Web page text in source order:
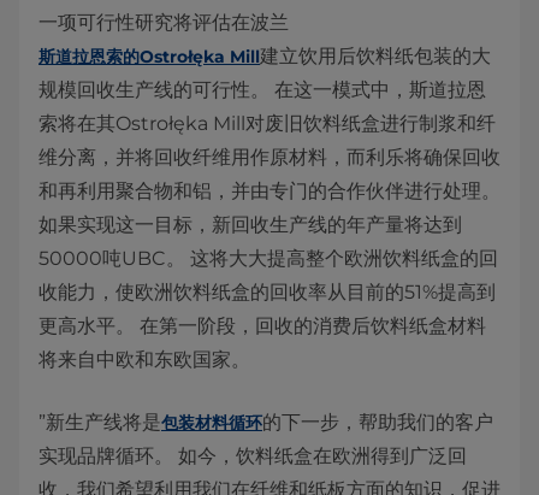
一项可行性研究将评估在波兰
斯道拉恩索的Ostrołęka Mill建立饮用后饮料纸包装的大
规模回收生产线的可行性。 在这一模式中，斯道拉恩
索将在其Ostrołęka Mill对废旧饮料纸盒进行制浆和纤
维分离，并将回收纤维用作原材料，而利乐将确保回收
和再利用聚合物和铝，并由专门的合作伙伴进行处理。
如果实现这一目标，新回收生产线的年产量将达到
50000吨UBC。 这将大大提高整个欧洲饮料纸盒的回
收能力，使欧洲饮料纸盒的回收率从目前的51%提高到
更高水平。 在第一阶段，回收的消费后饮料纸盒材料
将来自中欧和东欧国家。
”新生产线将是包装材料循环的下一步，帮助我们的客户
实现品牌循环。 如今，饮料纸盒在欧洲得到广泛回
收，我们希望利用我们在纤维和纸板方面的知识，促进